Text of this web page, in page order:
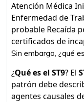
Atención Médica
Enfermedad de
probable Recaída
certificados de
Sin embargo, ¿qué
¿Qué es el ST9? El
patrón debe
agentes causales